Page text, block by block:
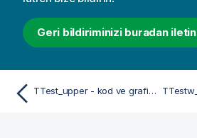
Geri bildiriminizi buradan iletin
TTest_upper - kod ve grafik fonksiyonu